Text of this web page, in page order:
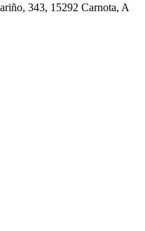
343, 15292 Carnota, A